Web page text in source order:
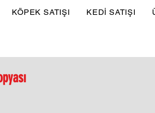
KÖPEK SATIŞI KEDİ SATIŞI